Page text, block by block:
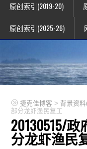
原创索引(2019-20)
原创索引(2025-26)
捷克佳博客 > 背景资
部分龙虾渔民复工
20130515/
分龙虾渔民